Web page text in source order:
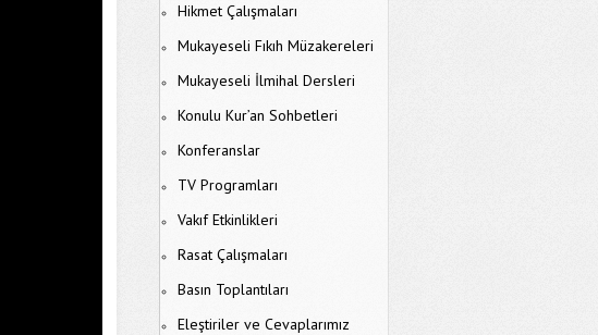
Hikmet Çalışmaları
Mukayeseli Fıkıh Müzakereleri
Mukayeseli İlmihal Dersleri
Konulu Kur’an Sohbetleri
Konferanslar
TV Programları
Vakıf Etkinlikleri
Rasat Çalışmaları
Basın Toplantıları
Eleştiriler ve Cevaplarımız